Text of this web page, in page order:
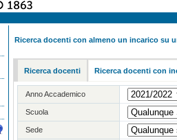
Ricerca docenti con almeno un incarico su
Ricerca docenti Ricerca docenti con
Anno Accademico
Scuola
Sede